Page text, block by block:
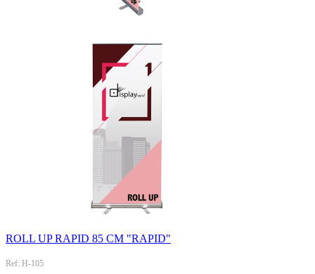
ROLL UP RAPID 85 CM "RAPID"
Ref: H-105